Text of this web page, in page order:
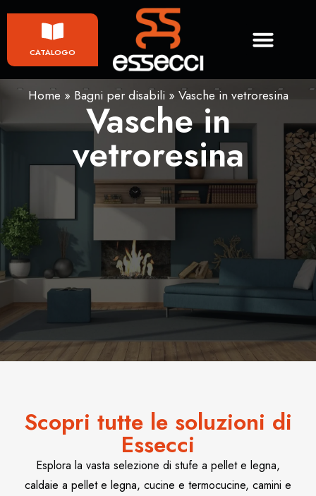
CATALOGO
Home » Bagni per disabili» Vasche in vetroresina
Vasche in
vetroresina
Scopri tutte le soluzioni di
Essecci
Esplora la vasta selezione di stufe a pellet e legna,
caldaie a pellet e legna, cucine e termocucine, camini e